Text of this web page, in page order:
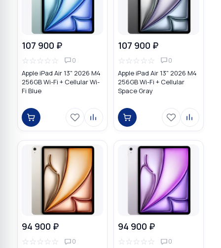
107 900 ₽
☆☆☆☆☆ 0
Apple iPad Air 13" 2026 M4
256GB Wi-Fi + Cellular Wi-
Fi Blue
107 900 ₽
☆☆☆☆☆ 0
Apple iPad Air 13" 2026 M4
256GB Wi-Fi + Cellular
Space Gray
94 900 ₽
☆☆☆☆☆ 0
94 900 ₽
☆☆☆☆☆ 0